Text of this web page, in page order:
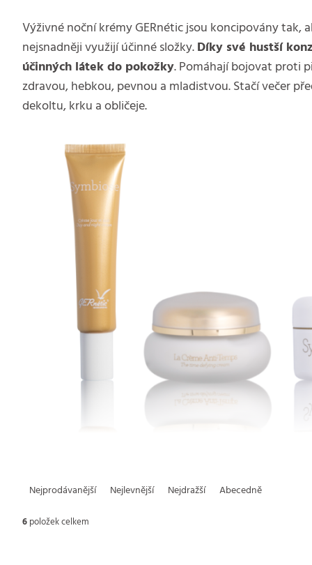
Výživné noční krémy GERnétic jsou koncipovány
nejsnadněji využijí účinné složky.Díky své hustší
účinných látek do pokožky. Pomáhají bojovat proti
zdravou, hebkou, pevnou a mladistvou. Stačí večer
dekoltu, krku a obličeje.
Ř
a
Nejprodávanější Nejlevnější Nejdražší Abecedně
6položek celkem